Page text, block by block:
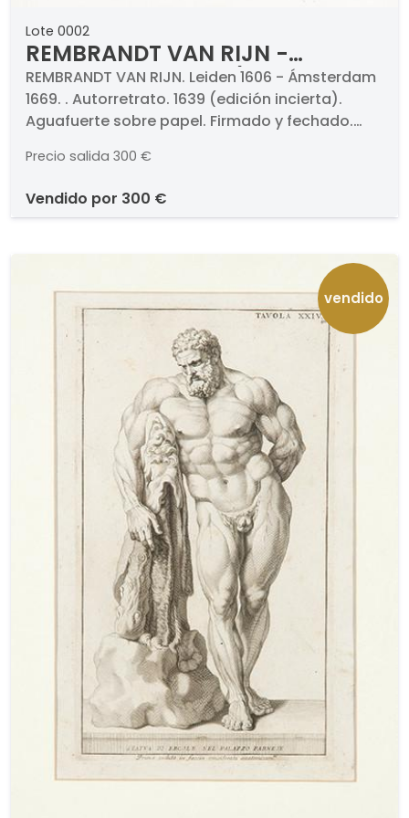
Lote 0002
REMBRANDT VAN RIJN -
Autorretrato. 1639 (edición
incierta)
REMBRANDT VAN RIJN. Leiden 1606 - Ámsterdam
1669. . Autorretrato. 1639 (edición incierta).
Aguafuerte sobre papel. Firmado y fechado.
Precio salida 300 €
vendido por 300 €
vendido